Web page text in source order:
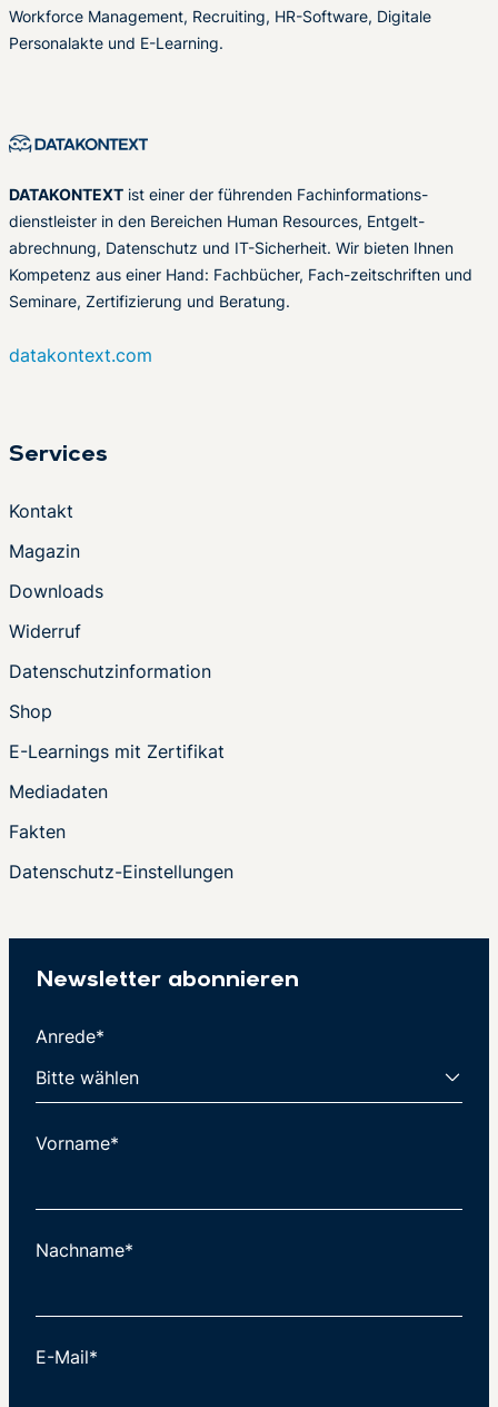
Workforce Management, Recruiting, HR-Software, Digitale
Personalakte und E-Learning.
DATAKONTEXT ist einer der führenden Fachinformations-
dienstleister in den Bereichen Human Resources, Entgelt-
abrechnung, Datenschutz und IT-Sicherheit. Wir bieten Ihnen
Kompetenz aus einer Hand: Fachbücher, Fach-zeitschriften und
Seminare, Zertifizierung und Beratung.
datakontext.com
Services
Kontakt
Magazin
Downloads
Widerruf
Datenschutzinformation
Shop
E-Learnings mit Zertifikat
Mediadaten
Fakten
Datenschutz-Einstellungen
Newsletter abonnieren
Anrede*
Vorname*
Nachname*
E-Mail*